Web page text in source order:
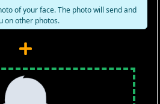
of your face. The photo will send and
on other photos.